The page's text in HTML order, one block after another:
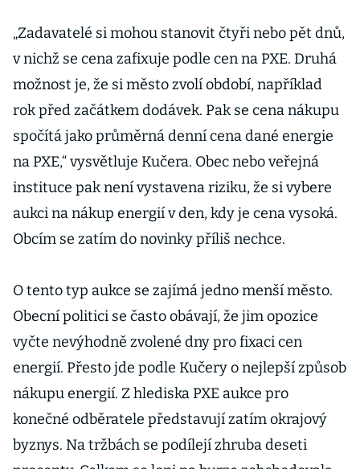
„Zadavatelé si mohou stanovit čtyři nebo pět dnů,
v nichž se cena zafixuje podle cen na PXE. Druhá
možnost je, že si město zvolí období, například
rok před začátkem dodávek. Pak se cena nákupu
spočítá jako průměrná denní cena dané energie
na PXE,“ vysvětluje Kučera. Obec nebo veřejná
instituce pak není vystavena riziku, že si vybere
aukci na nákup energií v den, kdy je cena vysoká.
Obcím se zatím do novinky příliš nechce.
O tento typ aukce se zajímá jedno menší město.
Obecní politici se často obávají, že jim opozice
vyčte nevýhodně zvolené dny pro fixaci cen
energií. Přesto jde podle Kučery o nejlepší způsob
nákupu energií. Z hlediska PXE aukce pro
konečné odběratele představují zatím okrajový
byznys. Na tržbách se podílejí zhruba deseti